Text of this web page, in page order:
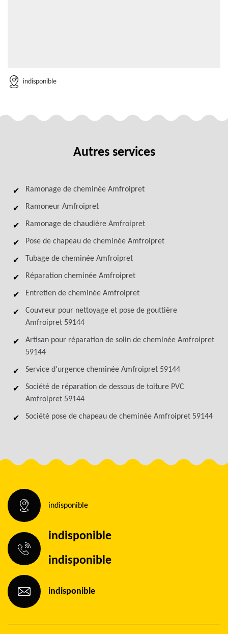
indisponible
Autres services
Ramonage de cheminée Amfroipret
Ramoneur Amfroipret
Ramonage de chaudière Amfroipret
Pose de chapeau de cheminée Amfroipret
Tubage de cheminée Amfroipret
Réparation cheminée Amfroipret
Entretien de cheminée Amfroipret
Couvreur pour nettoyage et pose de gouttière
Amfroipret 59144
Artisan pour réparation de solin de cheminée Amfroipret
59144
Service d'urgence cheminée Amfroipret 59144
Société de réparation de dessous de toiture PVC
Amfroipret 59144
Société pose de chapeau de cheminée Amfroipret 59144
indisponible
indisponible
indisponible
indisponible